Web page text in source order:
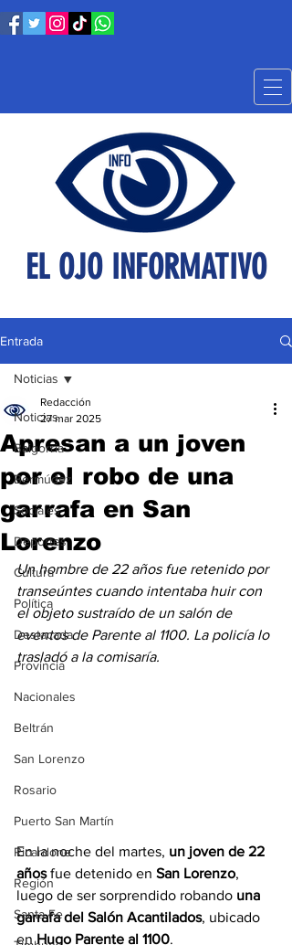
EL OJO INFORMATIVO
Entrada
Noticias
Baigorria
Bermúdez
Sociales
Deportes
Cultura
Política
Destacada
Provincia
Nacionales
Beltrán
San Lorenzo
Rosario
Puerto San Martín
Ricardone
Región
Santa Fe
Noticias
Apresan a un joven
por el robo de una
garrafa en San
Lorenzo
Redacción
27 mar 2025
Un hombre de 22 años fue retenido por
transeúntes cuando intentaba huir con
el objeto sustraído de un salón de
eventos de Parente al 1100. La policía lo
trasladó a la comisaría.
En la noche del martes, un joven de 22
años fue detenido en San Lorenzo,
luego de ser sorprendido robando una
garrafa del Salón Acantilados, ubicado
en Hugo Parente al 1100.